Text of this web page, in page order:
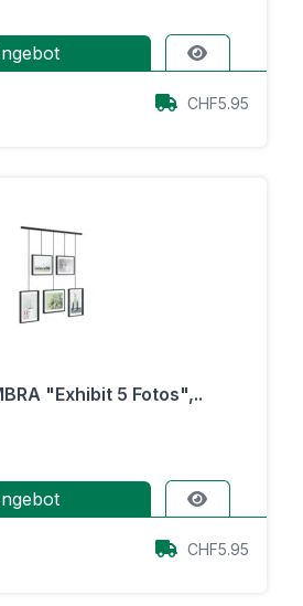
CHF5.95
"Exhibit 5 Fotos",..
CHF5.95